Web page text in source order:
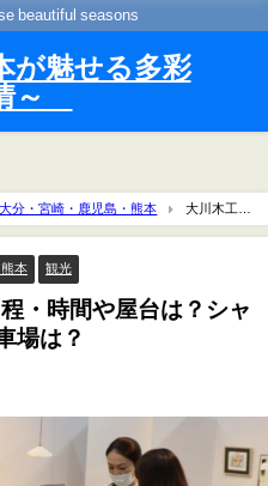
beautiful seasons
が魅せる多彩
～
分・宮崎・鹿児島・熊本
大川木工ま
ス・アクセスや駐車場は？
本 観光
・時間や屋台は？シャ
場は？